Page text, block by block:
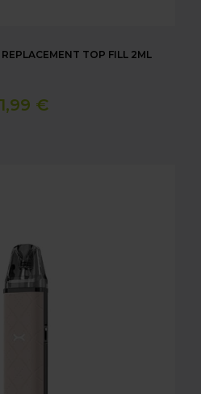
TOP FILL 2ML
€